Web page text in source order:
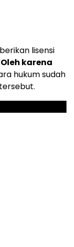
lisensi
Oleh karena
hukum sudah